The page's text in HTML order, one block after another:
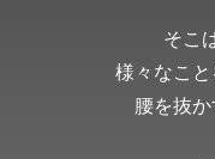
そこ
様々なこ
腰を抜か